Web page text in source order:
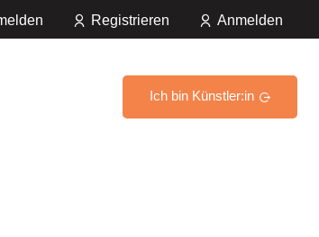
Registrieren Anmelden
Ich bin Künstler:in